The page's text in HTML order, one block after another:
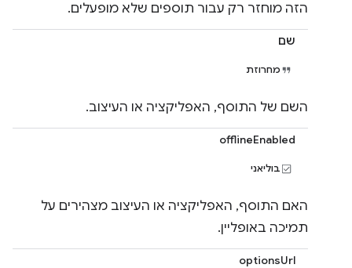
הזה מוחזר רק עבור תוספים שלא מופעלים.
שם
מחרוזת
השם של התוסף, האפליקציה או העיצוב.
offlineEnabled
בוליאני
האם התוסף, האפליקציה או העיצוב מצהירים על
תמיכה באופליין.
optionsUrl